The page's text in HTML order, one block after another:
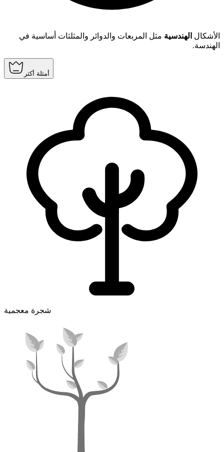
الأشكال الهندسية مثل المربعات والدوائر والمثلثات أساسية في
الهندسة.
أمثلة أكثر
شجرة معجمية